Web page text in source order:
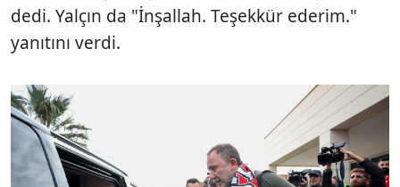
dedi. Yalçın da "İnşallah. Teşekkür ederim."
yanıtını verdi.